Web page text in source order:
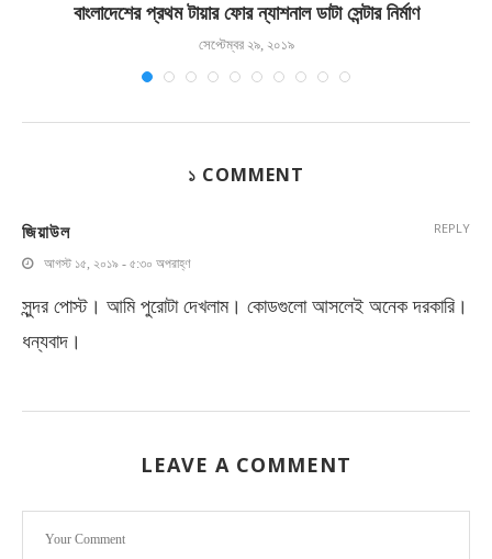
বাংলাদেশের প্রথম টায়ার ফোর ন্যাশনাল ডাটা সেন্টার নির্মাণ
সেপ্টেম্বর ২৯, ২০১৯
১ COMMENT
জিয়াউল
আগস্ট ১৫, ২০১৯ - ৫:৩০ অপরাহ্ণ
সুন্দর পোস্ট। আমি পুরোটা দেখলাম। কোডগুলো আসলেই অনেক দরকারি।
ধন্যবাদ।
REPLY
LEAVE A COMMENT